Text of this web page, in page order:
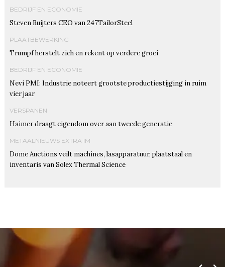
BEDRIJF EN ECONOMIE
Steven Ruijters CEO van 247TailorSteel
PLAATBEWERKING
Trumpf herstelt zich en rekent op verdere groei
BEDRIJF EN ECONOMIE
Nevi PMI: Industrie noteert grootste productiestijging in ruim
vier jaar
VERSPANEN
Haimer draagt eigendom over aan tweede generatie
METAALNIEUWS EXTRA IM
Dome Auctions veilt machines, lasapparatuur, plaatstaal en
inventaris van Solex Thermal Science